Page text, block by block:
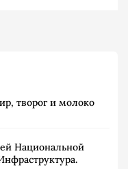
творог и молоко
Национальной